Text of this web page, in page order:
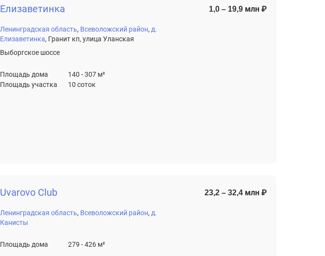
Елизаветинка
Ленинградская область Всеволожский район д.
Елизаветинка Гранит кп, улица Уланская
Выборгское шоссе
Площадь дома
140 - 307 м²
Площадь участка
10 соток
1,0 – 19,9 млн ₽
Uvarovo Club
Ленинградская область Всеволожский район д.
Канисты
Площадь дома 279 - 426 м²
23,2 – 32,4 млн ₽